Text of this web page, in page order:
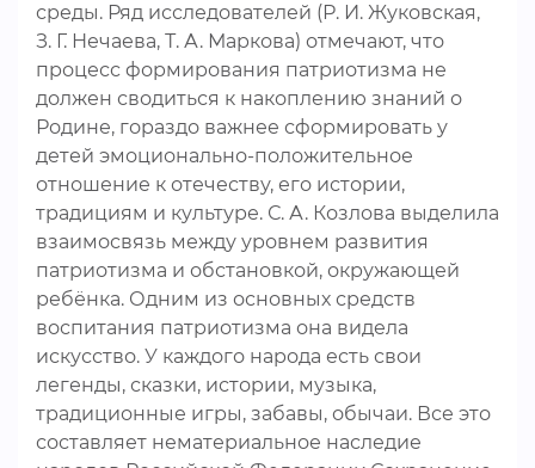
среды. Ряд исследователей (Р. И. Жуковская,
З. Г. Нечаева, Т. А. Маркова) отмечают, что
процесс формирования патриотизма не
должен сводиться к накоплению знаний о
Родине, гораздо важнее сформировать у
детей эмоционально-положительное
отношение к отечеству, его истории,
традициям и культуре. С. А. Козлова выделила
взаимосвязь между уровнем развития
патриотизма и обстановкой, окружающей
ребёнка. Одним из основных средств
воспитания патриотизма она видела
искусство. У каждого народа есть свои
легенды, сказки, истории, музыка,
традиционные игры, забавы, обычаи. Все это
составляет нематериальное наследие